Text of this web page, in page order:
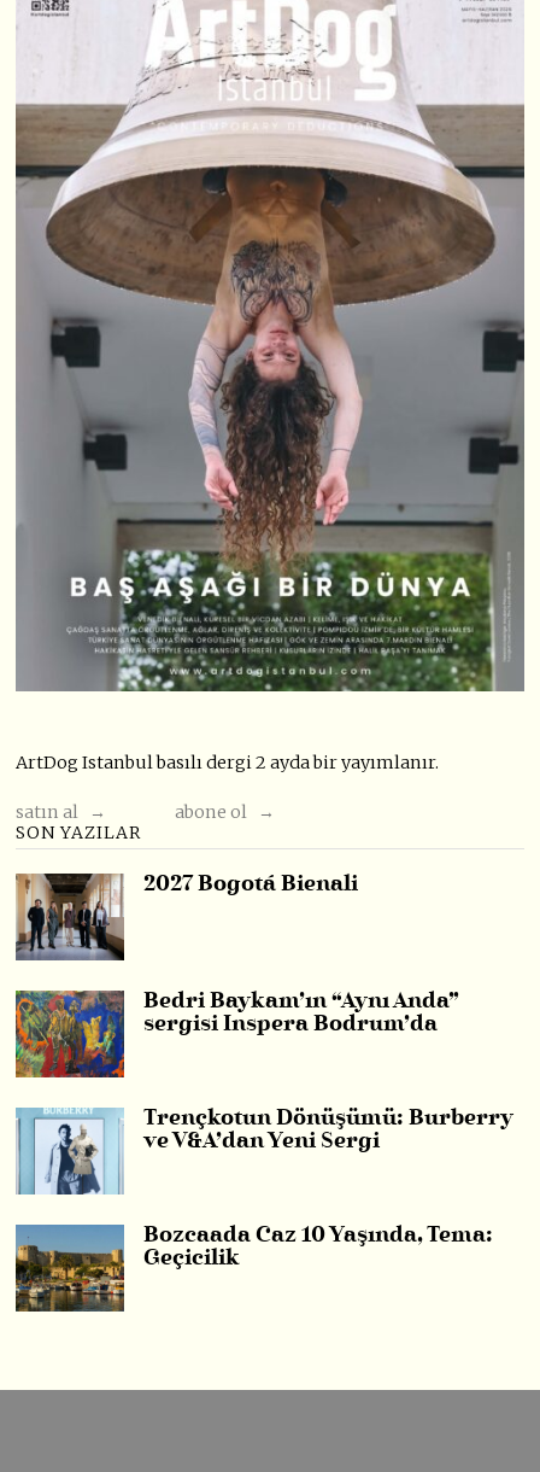
ArtDog Istanbul basılı dergi 2 ayda bir yayımlanır.
satın al →
abone ol →
SON YAZILAR
2027 Bogotá Bienali
Bedri Baykam’ın “Aynı Anda”
sergisi Inspera Bodrum’da
Trençkotun Dönüşümü: Burberry
ve V&A’dan Yeni Sergi
Bozcaada Caz 10 Yaşında, Tema:
Geçicilik